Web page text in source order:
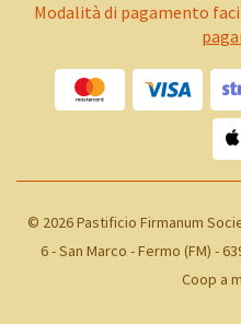
Modalità di pagamento
© 2026 Pastificio Firmanum
6 - San Marco - Fermo (FM) -
Coop a